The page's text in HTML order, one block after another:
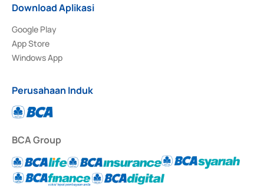
Download Aplikasi
Google Play
App Store
Windows App
Perusahaan Induk
BCA Group